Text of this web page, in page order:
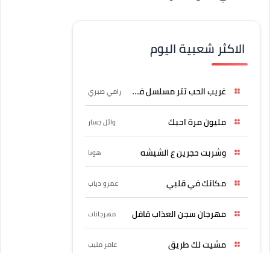
الاكثر شعبية اليوم
غريب الحب تتر مسلسل فرصة رامي صبري
مليون مرة احبك وائل جسار
وشربت حجرين ع الشيشه هوبا
مكانك في قلبي عمرو دياب
مهرجان سجن العذاب قافل مهرجانات
مشيت لك طريق عامر منيب